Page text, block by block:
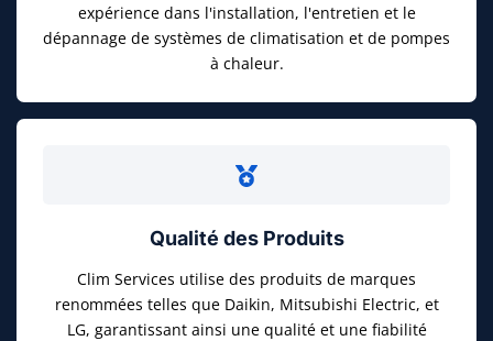
expérience dans l'installation, l'entretien et le
dépannage de systèmes de climatisation et de pompes
à chaleur.
Qualité des Produits
Clim Services utilise des produits de marques
renommées telles que Daikin, Mitsubishi Electric, et
LG, garantissant ainsi une qualité et une fiabilité